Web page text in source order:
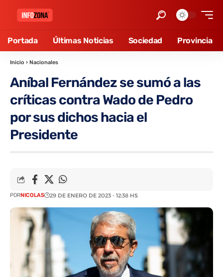
Portada Últimas Noticias Sociedad Provincia
Inicio › Nacionales
Aníbal Fernández se sumó a las
críticas contra Wado de Pedro
por sus dichos hacia el
Presidente
PORNICOLAS 29 DE ENERO DE 2023 - 12:38 HS